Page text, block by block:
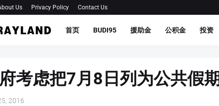
Us Privacy Policy Contact Us
首页 BUDI95 援助金 公积金 投资
考虑把7月8日列为公共假期
2016